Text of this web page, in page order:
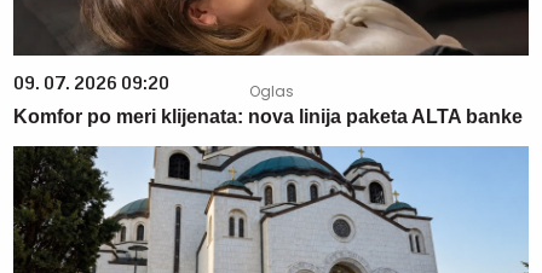
09. 07. 2026 09:20
Komfor po meri klijenata: nova linija paketa ALTA banke